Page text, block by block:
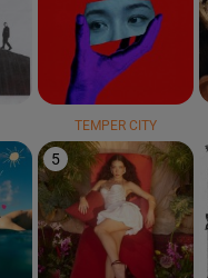
TEMPER CITY
5